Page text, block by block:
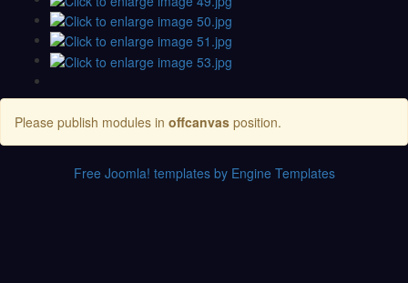
Please publish modules in offcanvas position.
Free Joomla! templates by Engine Templates